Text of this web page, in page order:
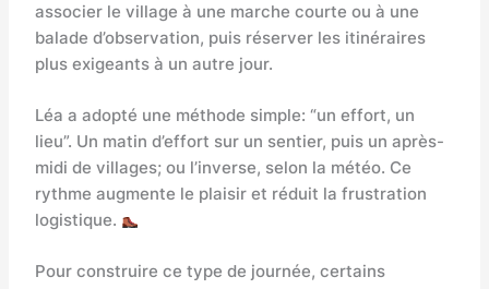
associer le village à une marche courte ou à une
balade d’observation, puis réserver les itinéraires
plus exigeants à un autre jour.
Léa a adopté une méthode simple: “un effort, un
lieu”. Un matin d’effort sur un sentier, puis un après-
midi de villages; ou l’inverse, selon la météo. Ce
rythme augmente le plaisir et réduit la frustration
logistique.
Pour construire ce type de journée, certains